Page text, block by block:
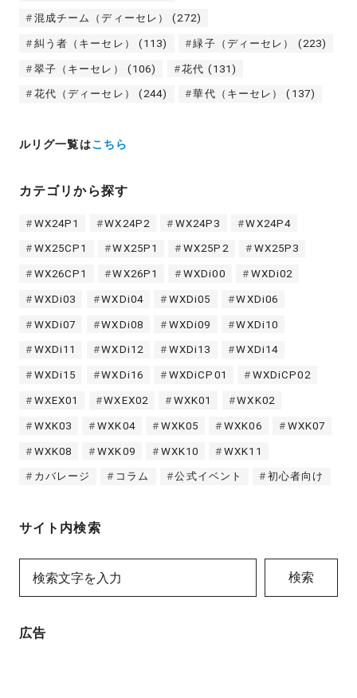
混成チーム（ディーセレ） (272)
糾う者（キーセレ） (113) 緑子（ディーセレ） (223)
翠子（キーセレ） (106) 花代 (131)
花代（ディーセレ） (244) 華代（キーセレ） (137)
ルリグ一覧はこちら
カテゴリから探す
WX24P1 WX24P2 WX24P3 WX24P4
WX25CP1 WX25P1 WX25P2 WX25P3
WX26CP1 WX26P1 WXDi00 WXDi02
WXDi03 WXDi04 WXDi05 WXDi06
WXDi07 WXDi08 WXDi09 WXDi10
WXDi11 WXDi12 WXDi13 WXDi14
WXDi15 WXDi16 WXDiCP01 WXDiCP02
WXEX01 WXEX02 WXK01 WXK02
WXK03 WXK04 WXK05 WXK06 WXK07
WXK08 WXK09 WXK10 WXK11
カバレージ コラム 公式イベント 初心者向け
サイト内検索
検索
広告